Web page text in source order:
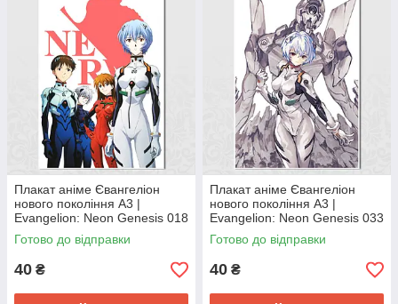
Плакат аніме Євангеліон
нового покоління А3 |
Evangelion: Neon Genesis 018
Готово до відправки
40 ₴
Плакат аніме Євангеліон
нового покоління А3 |
Evangelion: Neon Genesis 033
Готово до відправки
40 ₴